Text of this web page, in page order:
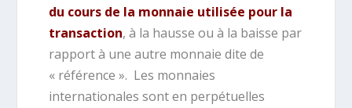
du cours de la monnaie utilisée pour la
transaction, à la hausse ou à la baisse par
rapport à une autre monnaie dite de
« référence ». Les monnaies
internationales sont en perpétuelles